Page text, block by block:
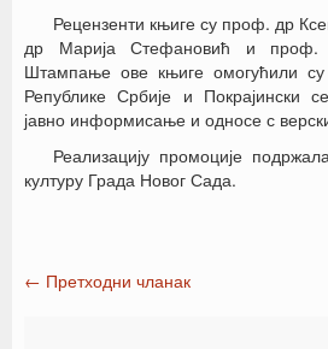
Рецензенти књиге су проф. др
др Марија Стефановић и проф.
Штампање ове књиге омогућили су
Републике Србије и Покрајински
јавно информисање и односе с
Реализацију промоције
културу Града Новог Сада.
Post navigation
← Претходни чланак